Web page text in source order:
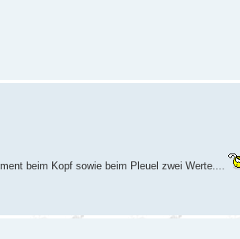
beim Kopf sowie beim Pleuel zwei Werte....